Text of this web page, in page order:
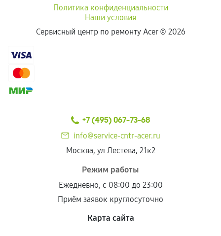
Политика конфиденциальности
Наши условия
Сервисный центр по ремонту Acer © 2026
+7 (495) 067-73-68
info@service-cntr-acer.ru
Москва, ул Лестева, 21к2
Режим работы
Ежедневно, с 08:00 до 23:00
Приём заявок круглосуточно
Карта сайта